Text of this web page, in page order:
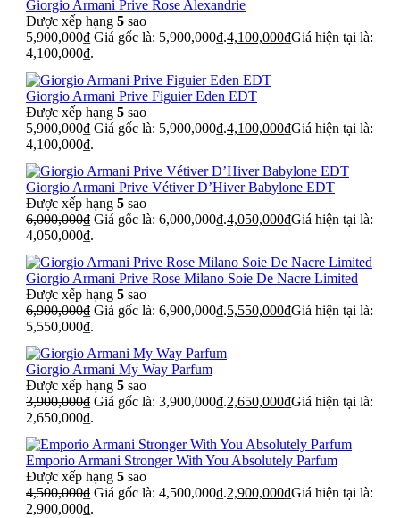
Giorgio Armani Prive Rose Alexandrie
Được xếp hạng 5 sao
5,900,000₫ Giá gốc là: 5,900,000₫.4,100,000₫Giá hiện tại là:
4,100,000₫.
Giorgio Armani Prive Figuier Eden EDT
Được xếp hạng 5 sao
5,900,000₫ Giá gốc là: 5,900,000₫.4,100,000₫Giá hiện tại là:
4,100,000₫.
Giorgio Armani Prive Vétiver D’Hiver Babylone EDT
Được xếp hạng 5 sao
6,000,000₫ Giá gốc là: 6,000,000₫.4,050,000₫Giá hiện tại là:
4,050,000₫.
Giorgio Armani Prive Rose Milano Soie De Nacre Limited
Được xếp hạng 5 sao
6,900,000₫ Giá gốc là: 6,900,000₫.5,550,000₫Giá hiện tại là:
5,550,000₫.
Giorgio Armani My Way Parfum
Được xếp hạng 5 sao
3,900,000₫ Giá gốc là: 3,900,000₫.2,650,000₫Giá hiện tại là:
2,650,000₫.
Emporio Armani Stronger With You Absolutely Parfum
Được xếp hạng 5 sao
4,500,000₫ Giá gốc là: 4,500,000₫.2,900,000₫Giá hiện tại là:
2,900,000₫.